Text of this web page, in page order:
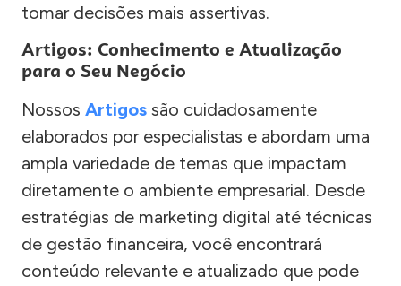
tomar decisões mais assertivas.
Artigos: Conhecimento e Atualização
para o Seu Negócio
Nossos Artigos são cuidadosamente
elaborados por especialistas e abordam uma
ampla variedade de temas que impactam
diretamente o ambiente empresarial. Desde
estratégias de marketing digital até técnicas
de gestão financeira, você encontrará
conteúdo relevante e atualizado que pode